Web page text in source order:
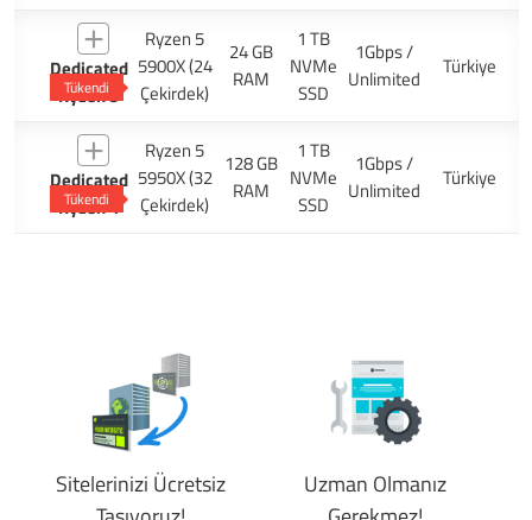
Dedicated
Ryzen 3
Tükendi
Ryzen 5
5900X (24
Çekirdek)
24 GB
RAM
1 TB
NVMe
SSD
1Gbps /
Unlimited
Türkiye
Dedicated
Ryzen 4
Tükendi
Ryzen 5
5950X (32
Çekirdek)
128 GB
RAM
1 TB
NVMe
SSD
1Gbps /
Unlimited
Türkiye
Sitelerinizi Ücretsiz
Uzman Olmanız